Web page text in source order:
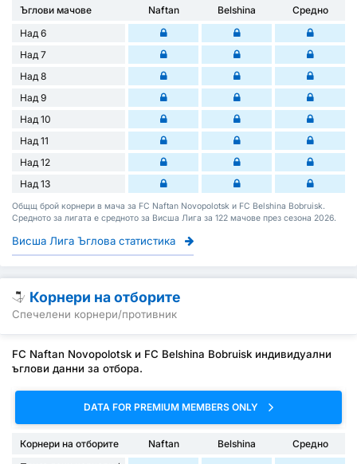
Ъглови мачове Naftan Belshina
Средно
Над 6
Над 7
Над 8
Над 9
Над 10
Над 11
Над 12
Над 13
Общщ брой корнери в мача за FC Naftan Novopolotsk и FC Belshina Bobruisk.
Средното за лигата е средното за Висша Лига за 122 мачове през сезона 2026.
Висша Лига Ъглова статистика
Корнери на отборите
Спечелени корнери/противник
FC Naftan Novopolotsk и FC Belshina Bobruisk индивидуални
ъглови данни за отбора.
DATA FOR PREMIUM MEMBERS ONLY
Корнери на отборите Naftan Belshina
Средно